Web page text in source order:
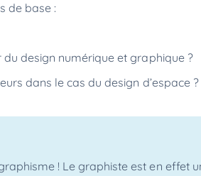
de base :
design numérique et graphique ?
dans le cas du design d’espace ?
! Le graphiste est en effet